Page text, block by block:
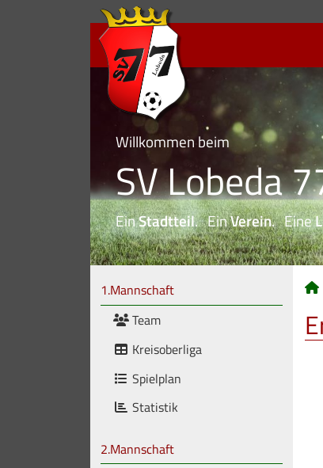
Willkommen beim
SV Lobeda
EinStadtteil. EinVerein. Eine
1.Mannschaft
Team
Kreisoberliga
Spielplan
Statistik
2.Mannschaft